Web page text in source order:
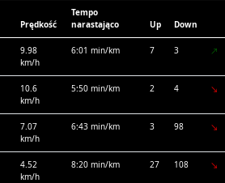
Prędkość
Tempo
narastająco
Up Down
9.98
km/h
6:01 min/km 7 3
10.6
km/h
5:50 min/km 2 4
7.07
km/h
6:43 min/km 3 98
4.52
km/h
8:20 min/km 27 108